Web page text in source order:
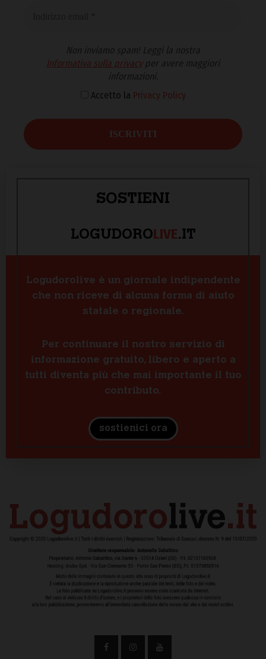
Non inviamo spam! Leggi la nostra
Informativa sulla privacyper avere maggiori
informazioni.
Accetto la Privacy Policy
SOSTIENI
LOGUDOROLIVE.IT
Logudorolive è un giornale indipendente
che non riceve di alcuna forma di aiuto
statale o regionale.
Per continuare il nostro servizio di
informazione gratuito, libero e aperto a
tutti diventa più che mai importante il tuo
contributo.
sostienici ora